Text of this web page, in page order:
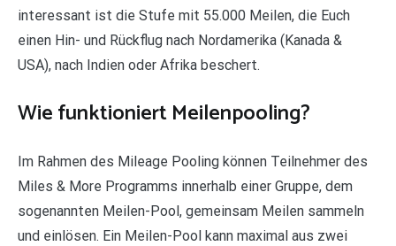
interessant ist die Stufe mit 55.000 Meilen, die Euch
einen Hin- und Rückflug nach Nordamerika (Kanada &
USA), nach Indien oder Afrika beschert.
Wie funktioniert Meilenpooling?
Im Rahmen des Mileage Pooling können Teilnehmer des
Miles & More Programms innerhalb einer Gruppe, dem
sogenannten Meilen-Pool, gemeinsam Meilen sammeln
und einlösen. Ein Meilen-Pool kann maximal aus zwei